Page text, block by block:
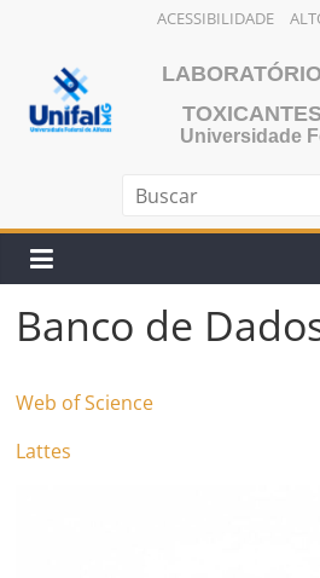
ACESSIBILIDADE
conteúdo
Universidade
Banco de
Web of Science
Lattes